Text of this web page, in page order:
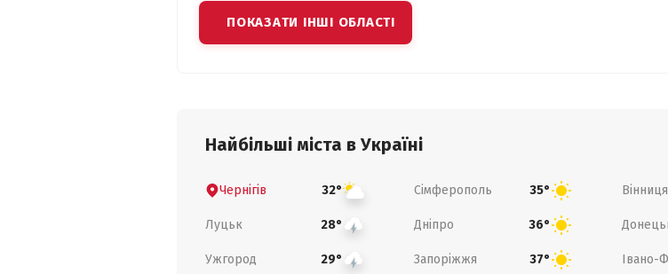
ПОКАЗАТИ ІНШІ ОБЛАСТІ
Найбільші міста в Україні
Чернігів 32° Сімферополь 35° Вінниця
Луцьк 28° Дніпро 36°
Ужгород 29° Запоріжжя 37° Івано-